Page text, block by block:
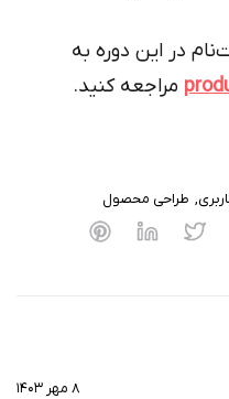
در این دوره به
مراجعه کنید.
طراحی محصول
۸ مهر ۱۴۰۳